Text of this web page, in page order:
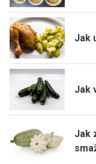
Jak
Jak
Jak